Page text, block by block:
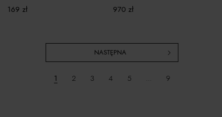
169 zł 970 zł
1 2 3 4 5 ... 9
NASTĘPNA